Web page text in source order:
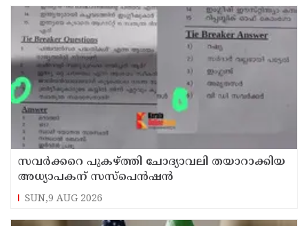
സവര്‍ക്കറെ പുകഴ്ത്തി ചോദ്യാവലി തയാറാക്കിയ
അധ്യാപകന് സസ്‌പെന്‍ഷന്‍
SUN,9 AUG 2026